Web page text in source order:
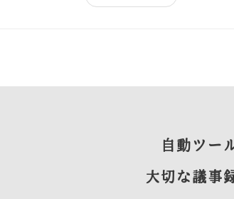
自動ツー
大切な議事